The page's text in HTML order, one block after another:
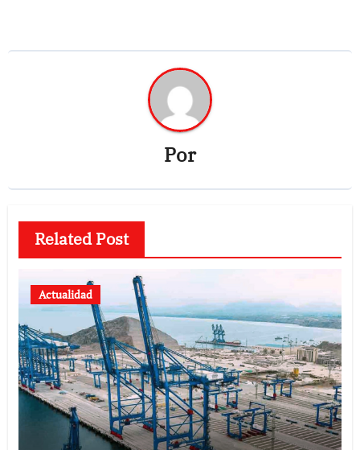
Por
Related Post
Actualidad